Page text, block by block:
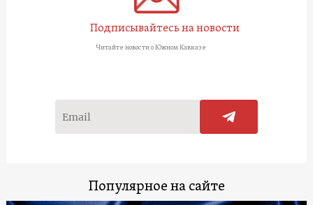
Подписывайтесь на новости
Читайте новости о Южном Кавказе
Популярное на сайте